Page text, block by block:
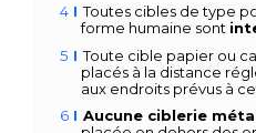
Toutes cibles de type
forme humaine sont i
Toute cible papier ou
placés à la distance
aux endroits prévus à
Aucune ciblerie